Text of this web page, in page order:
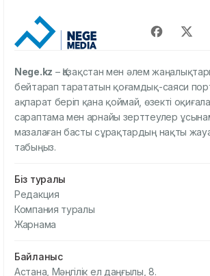
Nege.kz – Қазақстан мен әлем
бейтарап тарататын қоғамдық-саяси
ақпарат беріп қана қоймай, өзекті
сараптама мен арнайы зерттеулер
мазалаған басты сұрақтардың нақты
табыңыз.
Біз туралы
Редакция
Компания туралы
Жарнама
Байланыс
Астана, Мәңгілік ел даңғылы, 8.